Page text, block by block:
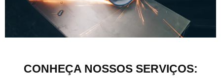
CONHEÇA NOSSOS SERVIÇOS: